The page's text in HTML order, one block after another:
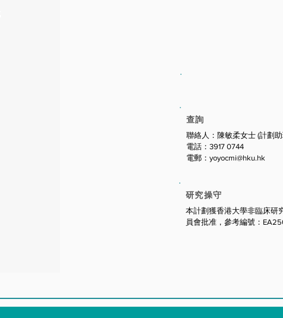
研究操守
本計劃獲香港大學非臨床研
員會批准，參考編號：
查詢
聯絡人：陳敏柔女士 (計劃
電話：3917 0744
電郵： yoyocmi@hku.hk